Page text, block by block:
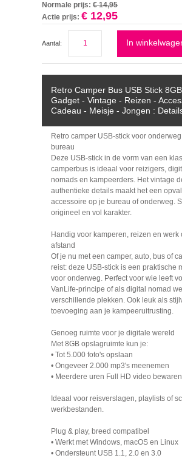
Normale prijs: € 14,95
Actie prijs: € 12,95
Aantal: In
Retro Camper Bus USB Stick
Gadget - Vintage - Reizen -
Cadeau - Meisje - Jongen :
Retro camper USB-stick voor
bureau
Deze USB-stick in de vorm van een
camperbus is ideaal voor reizigers,
nomads en kampeerders. Het vintage
authentieke details maakt het een
accessoire op je bureau of onderweg.
origineel en vol karakter.
Handig voor kamperen, reizen en werk
afstand
Of je nu met een camper, auto, bus of
reist: deze USB-stick is een praktische
voor onderweg. Perfect voor wie leeft
VanLife-principe of als digital nomad
verschillende plekken. Ook leuk als
toevoeging aan je kampeeruitrusting.
Genoeg ruimte voor je digitale wereld
Met 8GB opslagruimte kun je:
• Tot 5.000 foto's opslaan
• Ongeveer 2.000 mp3's meenemen
• Meerdere uren Full HD video bewaren
Ideaal voor reisverslagen, playlists of
werkbestanden.
Plug & play, breed compatibel
• Werkt met Windows, macOS en Linux
• Ondersteunt USB 1.1, 2.0 en 3.0